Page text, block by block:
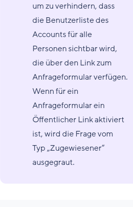
um zu verhindern, dass
die Benutzerliste des
Accounts für alle
Personen sichtbar wird,
die über den Link zum
Anfrageformular verfügen.
Wenn für ein
Anfrageformular ein
Öffentlicher Link aktiviert
ist, wird die Frage vom
Typ „Zugewiesener“
ausgegraut.